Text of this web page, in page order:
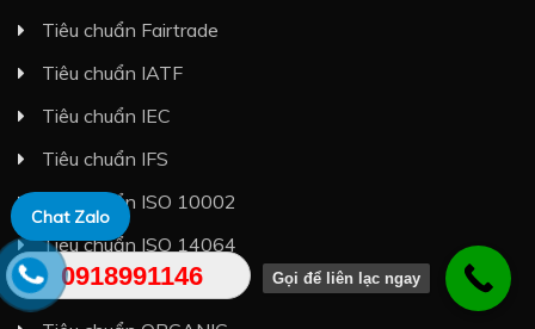
Tiêu chuẩn Fairtrade
Tiêu chuẩn IATF
Tiêu chuẩn IEC
Tiêu chuẩn IFS
Tiêu chuẩn ISO 10002
Tiêu chuẩn ISO 14064
Tiêu chuẩn JIS
Chat Zalo
0918991146 Gọi để liên lạc ngay